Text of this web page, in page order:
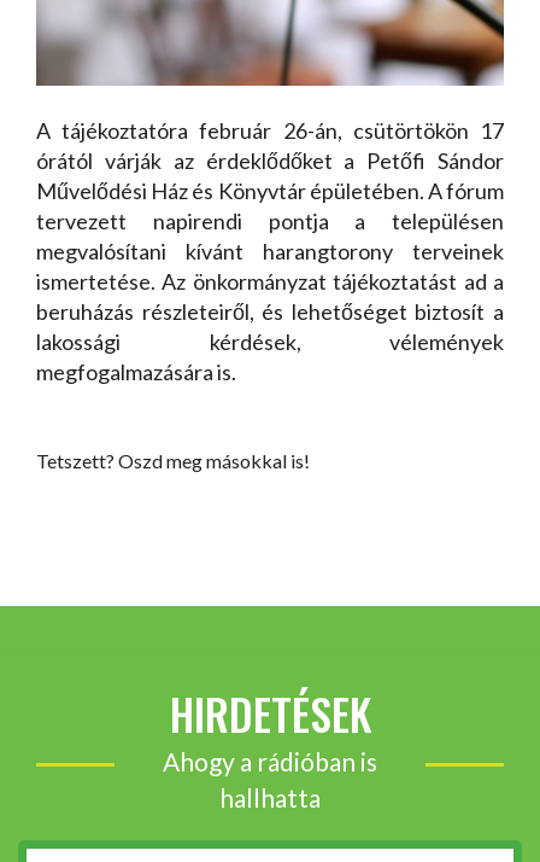
A tájékoztatóra február 26-án, csütörtökön 17
órától várják az érdeklődőket a Petőfi Sándor
Művelődési Ház és Könyvtár épületében. A fórum
tervezett napirendi pontja a településen
megvalósítani kívánt harangtorony terveinek
ismertetése. Az önkormányzat tájékoztatást ad a
beruházás részleteiről, és lehetőséget biztosít a
lakossági kérdések, vélemények
megfogalmazására is.
Tetszett? Oszd meg másokkal is!
HIRDETÉSEK
Ahogy a rádióban is
hallhatta